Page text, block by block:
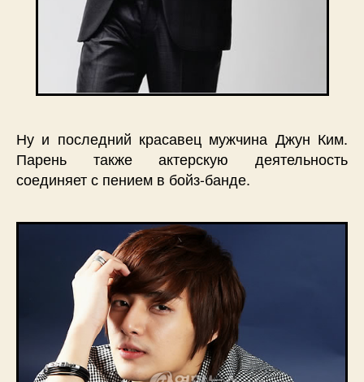
Ну и последний красавец мужчина Джун Ким.
Парень также актерскую деятельность
соединяет с пением в бойз-банде.